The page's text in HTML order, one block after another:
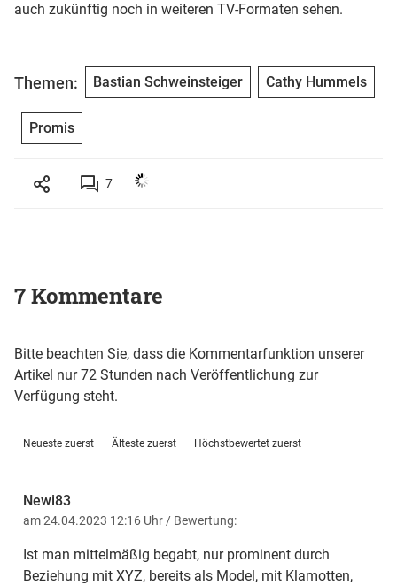
auch zukünftig noch in weiteren TV-Formaten sehen.
Themen: Bastian Schweinsteiger Cathy Hummels
Promis
7
7 Kommentare
Bitte beachten Sie, dass die Kommentarfunktion unserer
Artikel nur 72 Stunden nach Veröffentlichung zur
Verfügung steht.
Neueste zuerst Älteste zuerst Höchstbewertet zuerst
Newi83
am 24.04.2023 12:16 Uhr / Bewertung:
Ist man mittelmäßig begabt, nur prominent durch
Beziehung mit XYZ, bereits als Model, mit Klamotten,